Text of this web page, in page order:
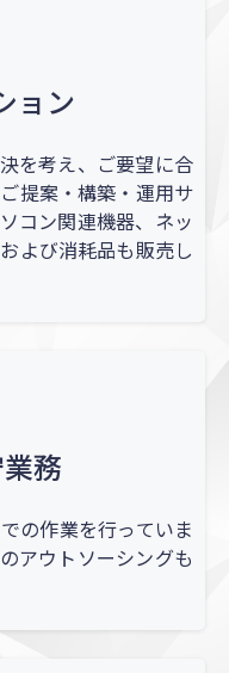
ョン
を考え、ご要望に合
提案・構築・運用サ
コン関連機器、ネッ
よび消耗品も販売し
務
の作業を行っていま
アウトソーシングも